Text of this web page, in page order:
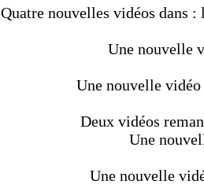
Quatre nouvelles vidéos dans
Une nouvelle
Une nouvelle vidéo
Deux vidéos
Une
Une nouvelle